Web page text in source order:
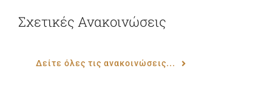
Σχετικές Ανακοινώσεις
Δείτε όλες τις ανακοινώσεις...